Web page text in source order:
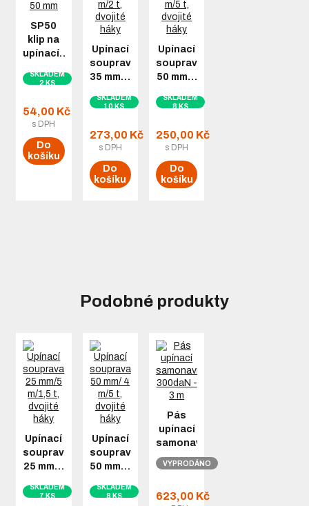
SP50
klip na
upínací…
SKLADEM
2 KS
54,00 Kč
s DPH
Do
košíku
Upínací
souprava
35 mm…
SKLADEM
10 KS
273,00 Kč
s DPH
Do
košíku
Upínací
souprava
50 mm…
SKLADEM
8 KS
250,00 Kč
s DPH
Do
košíku
Podobné produkty
Upínací
souprava
25 mm…
SKLADEM
7 KS
Upínací
souprava
50 mm…
SKLADEM
8 KS
Pás
upínací
samonavíjecí…
VYPRODÁNO
623,00 Kč